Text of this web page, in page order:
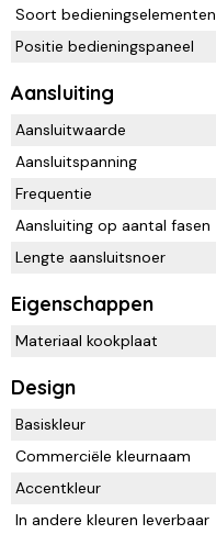
Soort bedieningselementen
Positie bedieningspaneel
Aansluiting
Aansluitwaarde
Aansluitspanning
Frequentie
Aansluiting op aantal fasen
Lengte aansluitsnoer
Eigenschappen
Materiaal kookplaat
Design
Basiskleur
Commerciële kleurnaam
Accentkleur
In andere kleuren leverbaar